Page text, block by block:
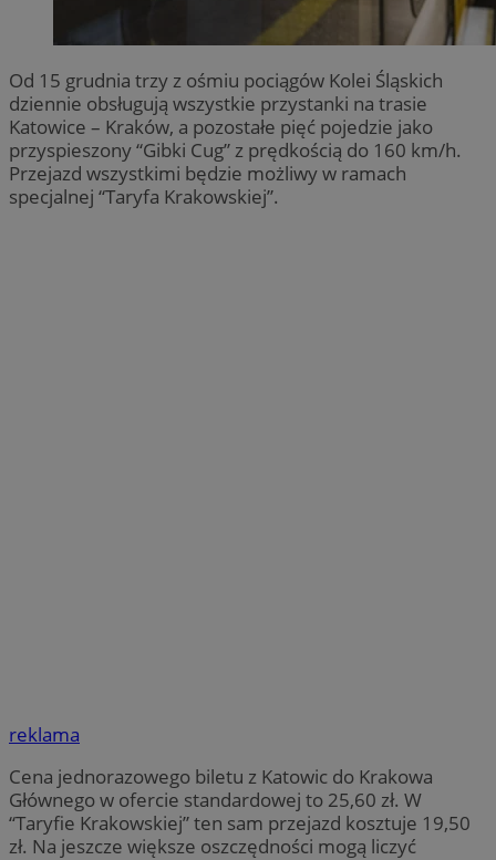
Od 15 grudnia trzy z ośmiu pociągów Kolei Śląskich
dziennie obsługują wszystkie przystanki na trasie
Katowice – Kraków, a pozostałe pięć pojedzie jako
przyspieszony “Gibki Cug” z prędkością do 160 km/h.
Przejazd wszystkimi będzie możliwy w ramach
specjalnej “Taryfa Krakowskiej”.
reklama
Cena jednorazowego biletu z Katowic do Krakowa
Głównego w ofercie standardowej to 25,60 zł. W
“Taryfie Krakowskiej” ten sam przejazd kosztuje 19,50
zł. Na jeszcze większe oszczędności mogą liczyć